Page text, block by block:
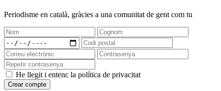
Periodisme en català, gràcies a una comunitat de gent com tu
He llegit i entenc la política de privacitat
Crear compte